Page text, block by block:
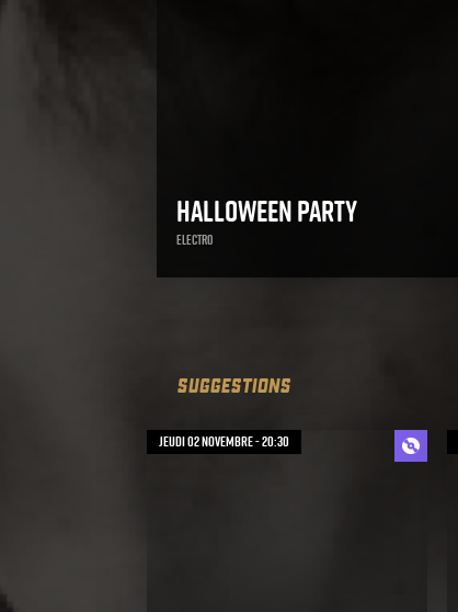
Halloween Party
Electro
SUGGESTIONS
jeudi 02 novembre - 20:30